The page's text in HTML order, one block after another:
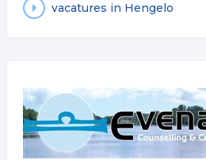
vacatures in Hengelo